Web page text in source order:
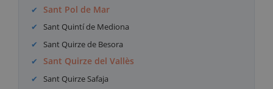
Sant Pol de Mar
Sant Quintí de Mediona
Sant Quirze de Besora
Sant Quirze del Vallès
Sant Quirze Safaja